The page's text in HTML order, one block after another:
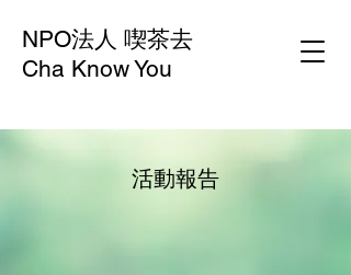
NPO法人 喫茶去
Cha Know You
活動報告